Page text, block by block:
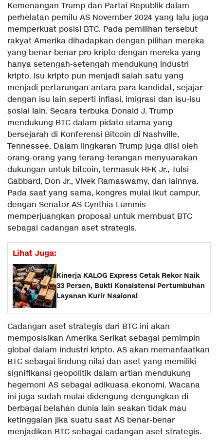
Kemenangan Trump dan Partai Republik dalam
perhelatan pemilu AS November 2024 yang lalu juga
memperkuat posisi BTC. Pada pemilihan tersebut
rakyat Amerika dihadapkan dengan pilihan mereka
yang benar-benar pro kripto dengan mereka yang
hanya setengah-setengah mendukung industri
kripto. Isu kripto pun menjadi salah satu yang
menjadi pertarungan antara para kandidat, sejajar
dengan isu lain seperti inflasi, imigrasi dan isu-isu
sosial lain. Secara terbuka Donald J. Trump
mendukung BTC dalam pidato utama yang
bersejarah di Konferensi Bitcoin di Nashville,
Tennessee. Dalam lingkaran Trump juga diisi oleh
orang-orang yang terang-terangan menyuarakan
dukungan untuk bitcoin, termasuk RFK Jr., Tulsi
Gabbard, Don Jr., Vivek Ramaswamy, dan lainnya.
Pada saat yang sama, kongres mulai ikut campur,
dengan Senator AS Cynthia Lummis
memperjuangkan proposal untuk membuat BTC
sebagai cadangan aset strategis.
Lihat Juga:
Kinerja KALOG Express Cetak Rekor Naik
33 Persen, Bukti Konsistensi Pertumbuhan
Layanan Kurir Nasional
Cadangan aset strategis dari BTC ini akan
memposisikan Amerika Serikat sebagai pemimpin
global dalam industri kripto. AS akan memanfaatkan
BTC sebagai lindung nilai dan aset yang memiliki
signifikansi geopolitik dalam artian mendukung
hegemoni AS sebagai adikuasa ekonomi. Wacana
ini juga sudah mulai didengung-dengungkan di
berbagai belahan dunia lain seakan tidak mau
ketinggalan jika suatu saat AS benar-benar
menjadikan BTC sebagai cadangan aset strategis.